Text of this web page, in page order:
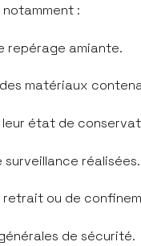
:
repérage amiante.
matériaux
leur état de
surveillance réalisées.
retrait ou de
de sécurité.